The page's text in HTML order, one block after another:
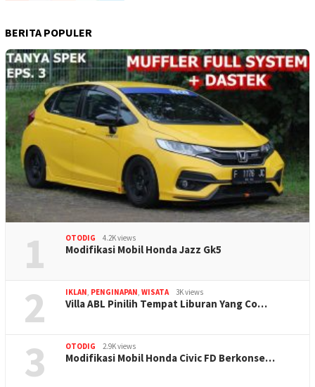
BERITA POPULER
1 OTODIG 4.2K views
Modifikasi Mobil Honda Jazz Gk5
2 IKLAN PENGINAPAN WISATA 3K views
Villa ABL Pinilih Tempat Liburan Yang Co…
3 OTODIG 2.9K views
Modifikasi Mobil Honda Civic FD Berkonse…